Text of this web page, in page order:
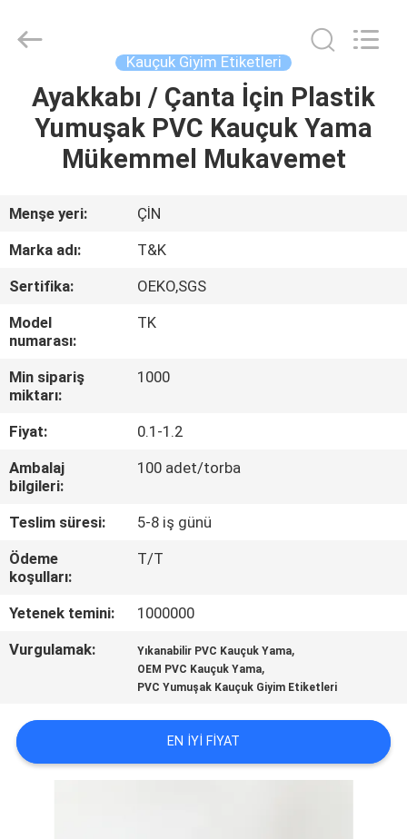
ÜRÜN:%
HAKKIMIZDA
FABRIKA
TURU
KALITE
KONTROL
BIZIMLE
ILETIŞIME
ISTEĞI
SITE
HARITASI
Accessories
Co.,Ltd.
Kauçuk Giyim Etiketleri
Ayakkabı / Çanta İçin Plastik
Yumuşak PVC Kauçuk Yama
Mükemmel Mukavemet
Menşe yeri:
ÇİN
Marka adı:
T&K
Sertifika:
OEKO,SGS
Model
numarası:
TK
Min sipariş
miktarı:
1000
Fiyat:
0.1-1.2
Ambalaj
bilgileri:
100 adet/torba
Teslim süresi:
5-8 iş günü
Ödeme
koşulları:
T/T
Yetenek temini:
1000000
Vurgulamak:
Yıkanabilir PVC Kauçuk Yama,
OEM PVC Kauçuk Yama,
PVC Yumuşak Kauçuk Giyim Etiketleri
EN IYI FIYAT